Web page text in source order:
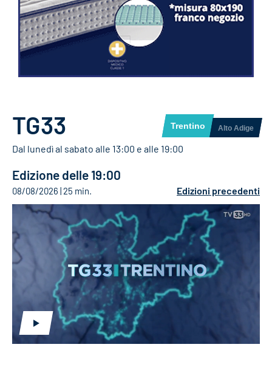
TG33
Dal lunedì al sabato alle 13:00 e alle 19:00
Edizione delle 19:00
08/08/2026 25 min. Edizioni precedenti
Trentino Alto Adige